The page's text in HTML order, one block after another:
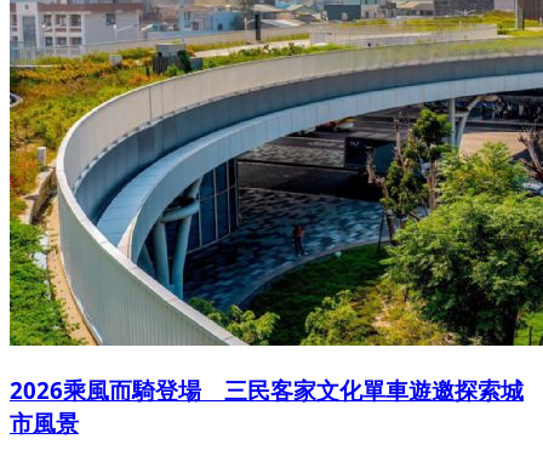
2026乘風而騎登場 三民客家文化單車遊邀探索城
市風景